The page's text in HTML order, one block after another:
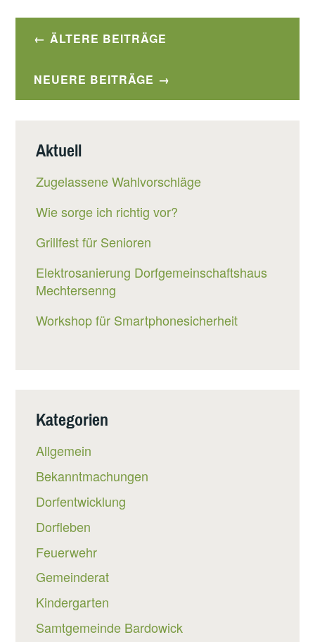
Beitragsnavigation
ÄLTERE BEITRÄGE
NEUERE BEITRÄGE
Aktuell
Zugelassene Wahlvorschläge
Wie sorge ich richtig vor?
Grillfest für Senioren
Elektrosanierung Dorfgemeinschaftshaus
Mechtersenng
Workshop für Smartphonesicherheit
Kategorien
Allgemein
Bekanntmachungen
Dorfentwicklung
Dorfleben
Feuerwehr
Gemeinderat
Kindergarten
Samtgemeinde Bardowick